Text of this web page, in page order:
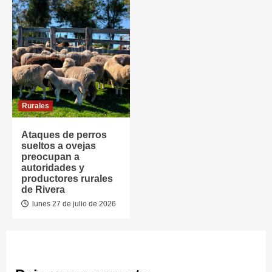
Rurales
Ataques de perros
sueltos a ovejas
preocupan a
autoridades y
productores rurales
de Rivera
lunes 27 de julio de 2026